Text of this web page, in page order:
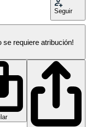
Seguir
se requiere atribución!